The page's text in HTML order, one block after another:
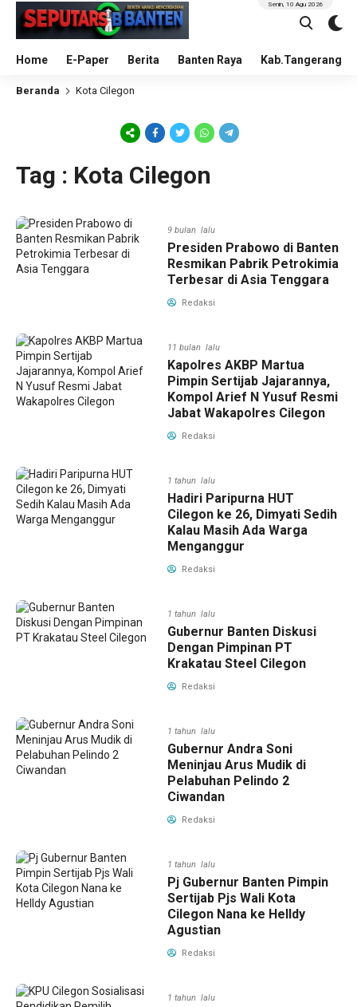
Home E-Paper Berita Banten Raya Kab.Tangerang
Senin, 10 Agu 2026
Beranda Kota Cilegon
Tag : Kota Cilegon
9 bulan lalu
Presiden Prabowo di Banten
Resmikan Pabrik Petrokimia
Terbesar di Asia Tenggara
Redaksi
11 bulan lalu
Kapolres AKBP Martua
Pimpin Sertijab Jajarannya,
Kompol Arief N Yusuf Resmi
Jabat Wakapolres Cilegon
Redaksi
1 tahun lalu
Hadiri Paripurna HUT
Cilegon ke 26, Dimyati Sedih
Kalau Masih Ada Warga
Menganggur
Redaksi
1 tahun lalu
Gubernur Banten Diskusi
Dengan Pimpinan PT
Krakatau Steel Cilegon
Redaksi
1 tahun lalu
Gubernur Andra Soni
Meninjau Arus Mudik di
Pelabuhan Pelindo 2
Ciwandan
Redaksi
1 tahun lalu
Pj Gubernur Banten Pimpin
Sertijab Pjs Wali Kota
Cilegon Nana ke Helldy
Agustian
Redaksi
1 tahun lalu